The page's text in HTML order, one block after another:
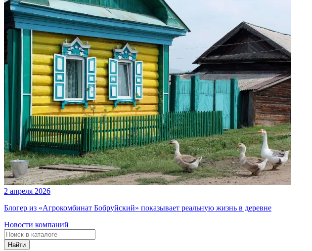
2 апреля 2026
Блогер из «Агрокомбинат Бобруйский» показывает реальную жизнь в деревне
Новости компаний
Найти